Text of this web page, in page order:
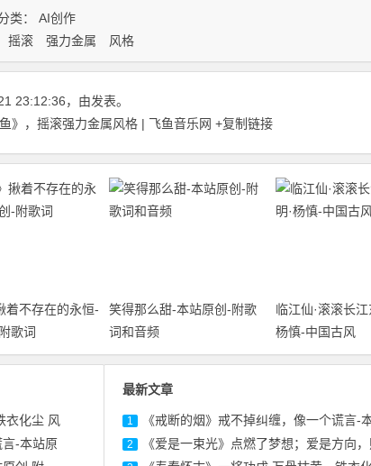
类： AI创作
摇滚 强力金属 风格
23:12:36，由发表。
》，摇滚强力金属风格 | 飞鱼音乐网 +复制链接
着不存在的永恒-
歌词
笑得那么甜-本站原创-附歌
词和音频
临江仙·滚滚长江
杨慎-中国古风
衣化尘 风
言-本站原
最新文章
1 《戒断的烟》戒不掉纠缠，像一个谎言-
2 《爱是一束光》点燃了梦想；爱是方向